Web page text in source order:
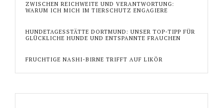
ZWISCHEN REICHWEITE UND VERANTWORTUNG:
WARUM ICH MICH IM TIERSCHUTZ ENGAGIERE
HUNDETAGESSTÄTTE DORTMUND: UNSER TOP-TIPP FÜR
GLÜCKLICHE HUNDE UND ENTSPANNTE FRAUCHEN
FRUCHTIGE NASHI-BIRNE TRIFFT AUF LIKÖR